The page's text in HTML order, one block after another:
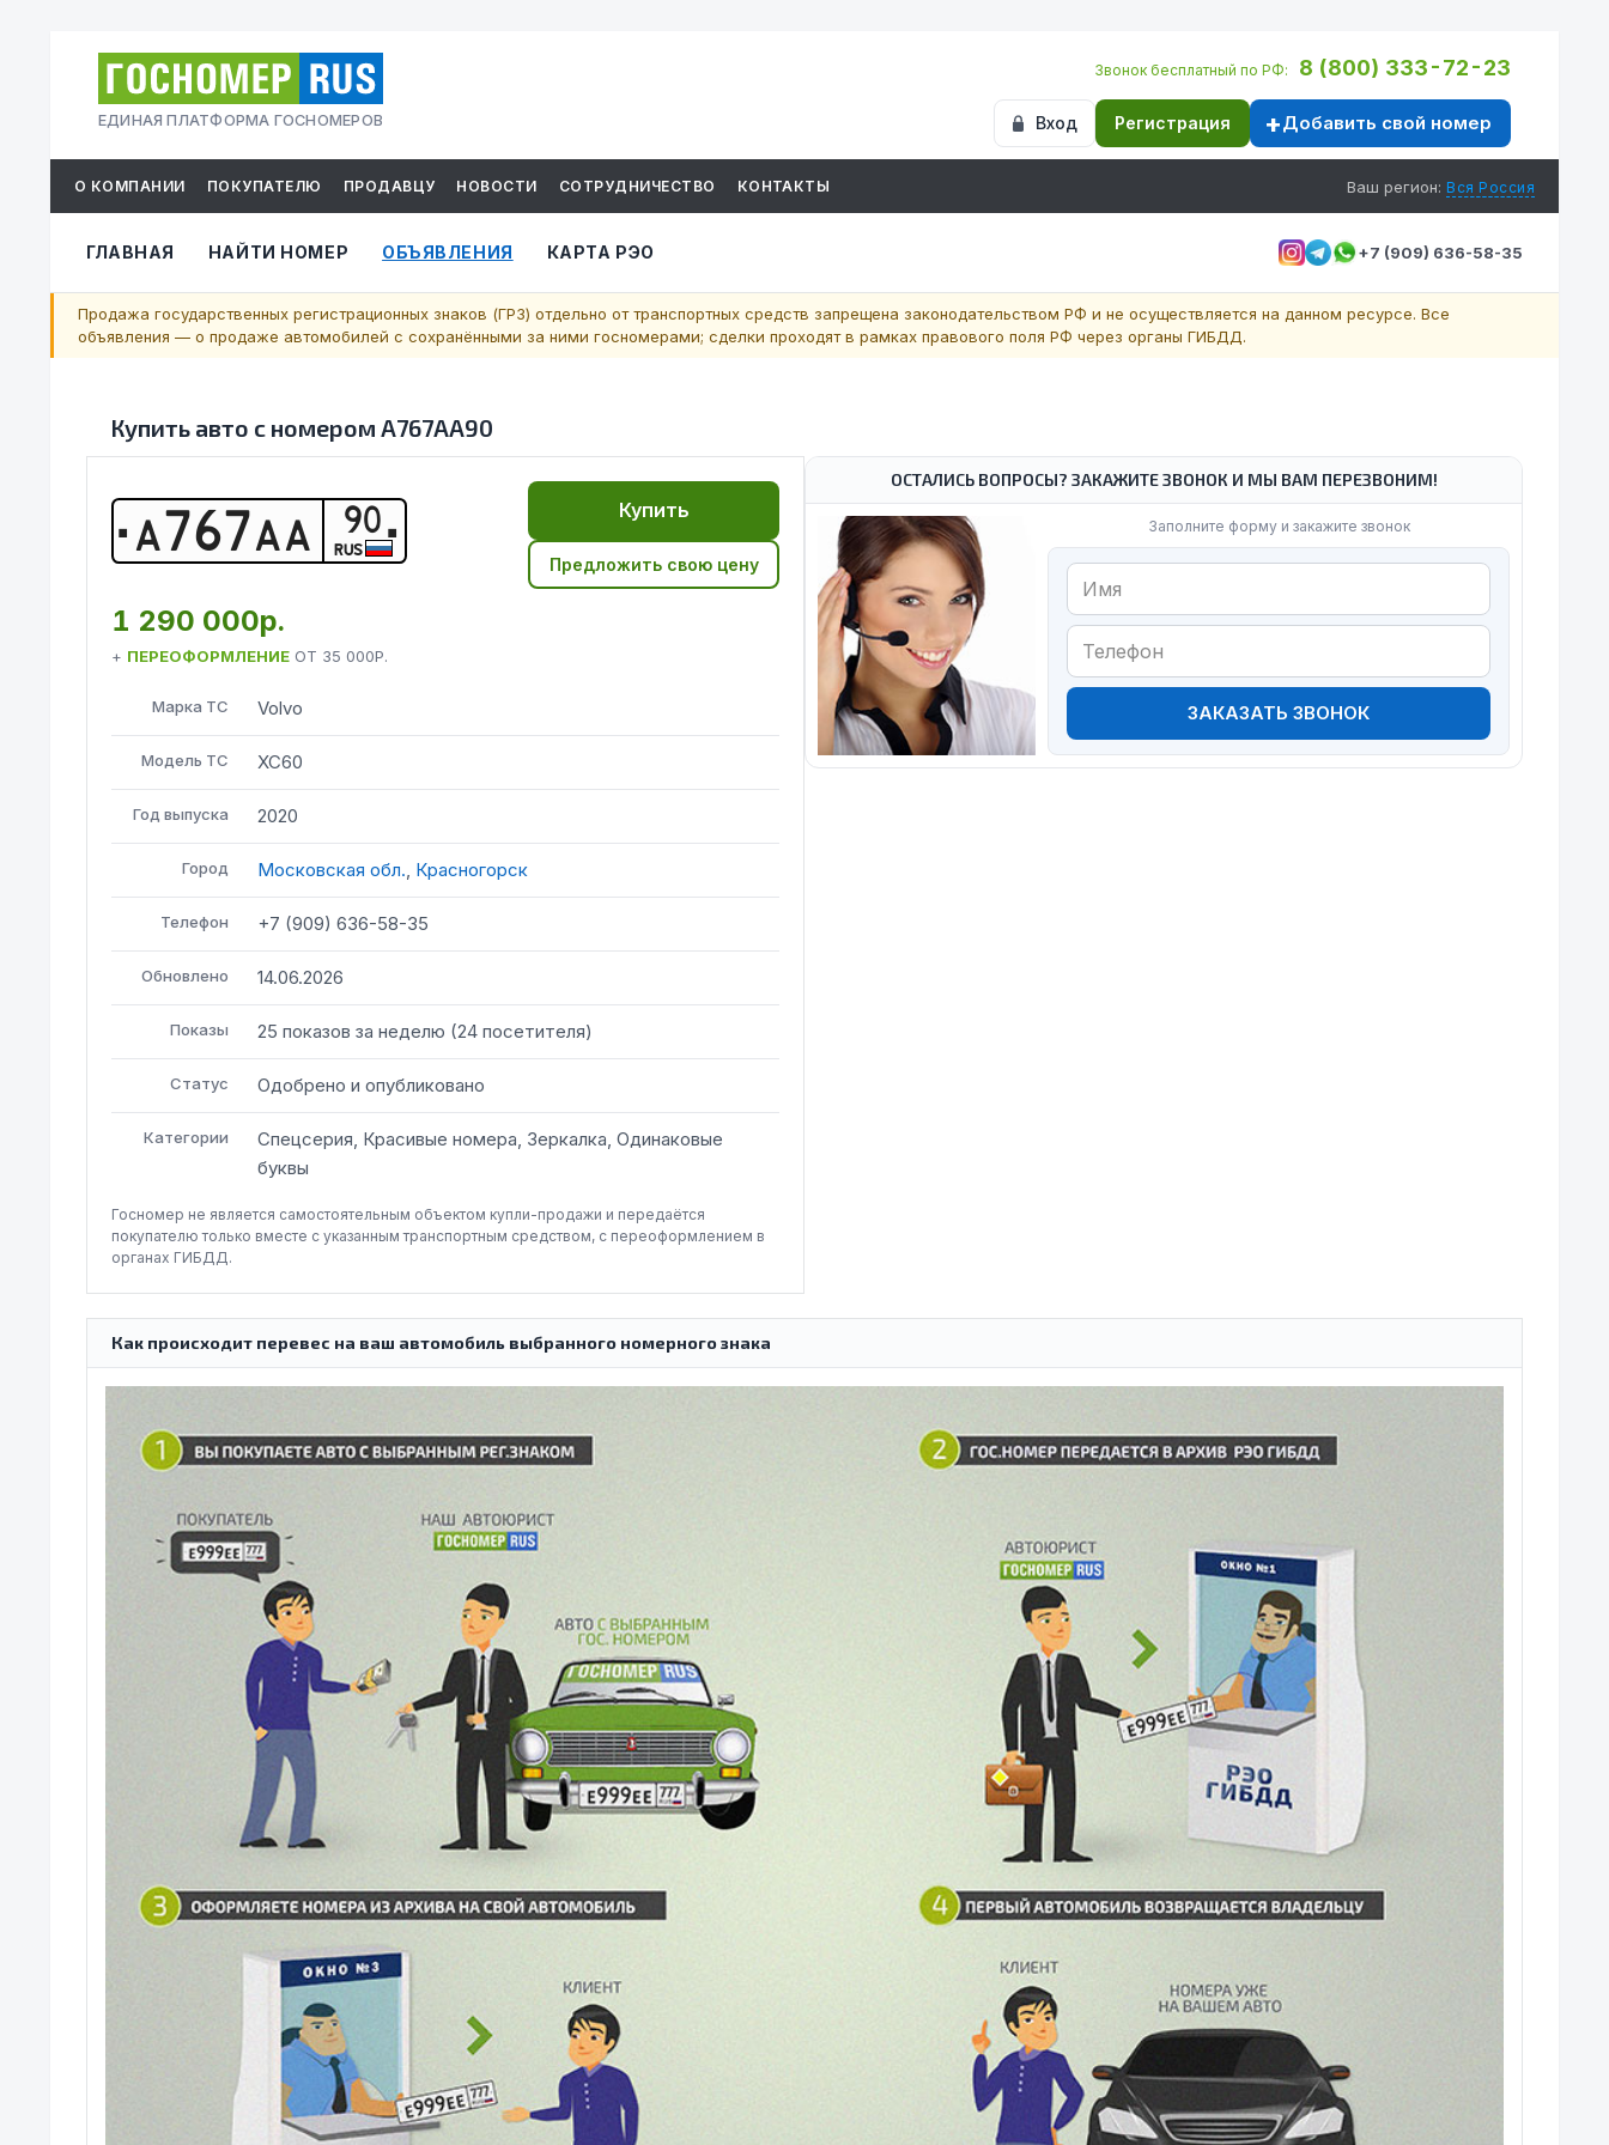
ЕДИНАЯ ПЛАТФОРМА ГОСНОМЕРОВ
Звонок бесплатный по РФ: 8 (800) 333-72-23
Вход Регистрация Добавить свой номер
О КОМПАНИИ ПОКУПАТЕЛЮ ПРОДАВЦУ НОВОСТИ СОТРУДНИЧЕСТВО КОНТАКТЫ Ваш регион: Вся Россия
ГЛАВНАЯ НАЙТИ НОМЕР ОБЪЯВЛЕНИЯ КАРТА РЭО +7 (909) 636-58-35
Продажа государственных регистрационных знаков (ГРЗ) отдельно от транспортных средств запрещена законодательством РФ и не осуществляется на данном ресурсе. Все
объявления — о продаже автомобилей с сохранёнными за ними госномерами; сделки проходят в рамках правового поля РФ через органы ГИБДД.
Купить авто с номером А767АА90
А767А А 90
RUS
Купить
Предложить свою цену
1 290 000р.
+ ПЕРЕОФОРМЛЕНИЕ ОТ 35 000Р.
Марка ТС Volvo
Модель ТС XC60
Год выпуска 2020
Город Московская обл., Красногорск
Телефон +7 (909) 636-58-35
Обновлено 14.06.2026
Показы 25 показов за неделю (24 посетителя)
Статус Одобрено и опубликовано
Категории
Спецсерия, Красивые номера, Зеркалка, Одинаковые
буквы
Госномер не является самостоятельным объектом купли-продажи и передаётся
покупателю только вместе с указанным транспортным средством, с переоформлением в
органах ГИБДД.
ОСТАЛИСЬ ВОПРОСЫ? ЗАКАЖИТЕ ЗВОНОК И МЫ ВАМ ПЕРЕЗВОНИМ!
Заполните форму и закажите звонок
ЗАКАЗАТЬ ЗВОНОК
Как происходит перевес на ваш автомобиль выбранного номерного знака